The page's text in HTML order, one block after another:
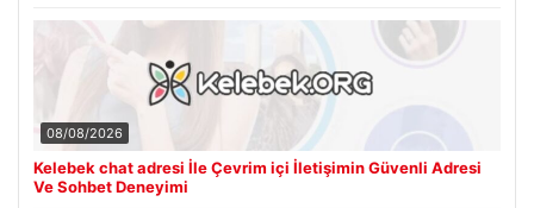
08/08/2026
Kelebek chat adresi İle Çevrim içi İletişimin Güvenli Adresi
Ve Sohbet Deneyimi